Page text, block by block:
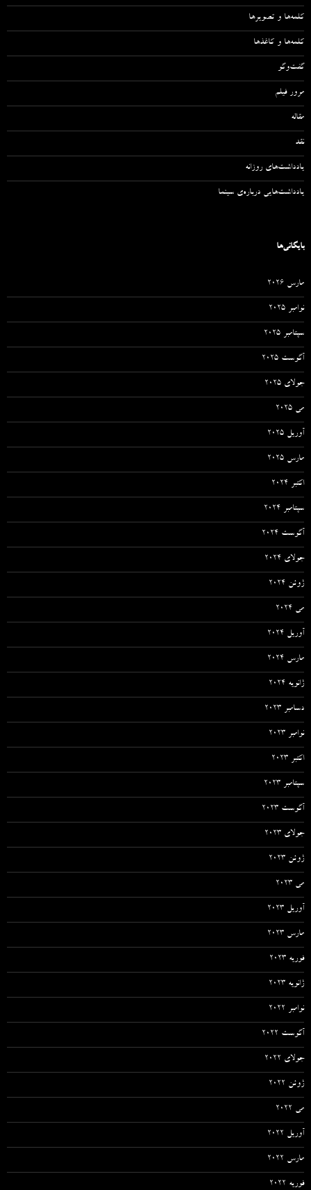
کلمه‌ها و تصویرها
کلمه‌ها و کاغذها
گفت‌وگو
مرور فیلم
مقاله‌
نقد
یادداشت‌های روزانه
یادداشت‌هایی درباره‌ی سینما
بایگانی‌ها
مارس 2026
نوامبر 2025
سپتامبر 2025
آگوست 2025
جولای 2025
می 2025
آوریل 2025
مارس 2025
اکتبر 2024
سپتامبر 2024
آگوست 2024
جولای 2024
ژوئن 2024
می 2024
آوریل 2024
مارس 2024
ژانویه 2024
دسامبر 2023
نوامبر 2023
اکتبر 2023
سپتامبر 2023
آگوست 2023
جولای 2023
ژوئن 2023
می 2023
آوریل 2023
مارس 2023
فوریه 2023
ژانویه 2023
نوامبر 2022
آگوست 2022
جولای 2022
ژوئن 2022
می 2022
آوریل 2022
مارس 2022
فوریه 2022